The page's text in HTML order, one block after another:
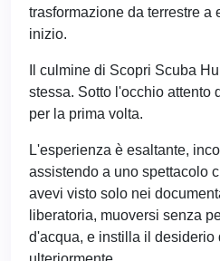
trasformazione da terrestre a
inizio.
Il culmine di Scopri Scuba
stessa. Sotto l'occhio attento
per la prima volta.
L'esperienza è esaltante,
assistendo a uno spettacolo
avevi visto solo nei
liberatoria, muoversi senza
d'acqua, e instilla il desiderio